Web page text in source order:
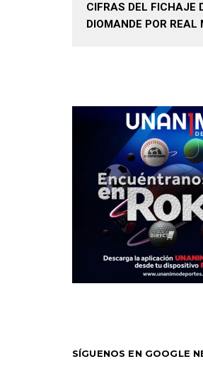
CIFRAS DEL FICHAJE
DIOMANDE POR REAL
SÍGUENOS EN GOOGLE